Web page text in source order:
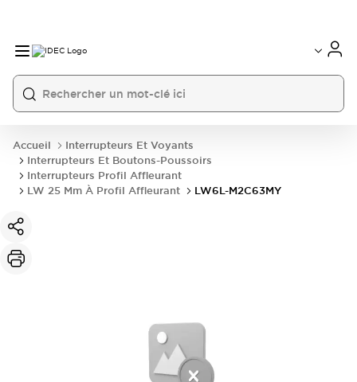
Accueil
Interrupteurs Et Voyants
Interrupteurs Et Boutons-Poussoirs
Interrupteurs Profil Affleurant
LW 25 Mm À Profil Affleurant
LW6L-M2C63MY